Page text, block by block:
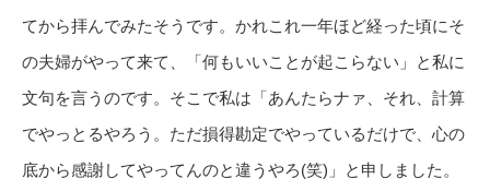
てから拝んでみたそうです。かれこれ一年ほど経った頃にそ
の夫婦がやって来て、「何もいいことが起こらない」と私に
文句を言うのです。そこで私は「あんたらナァ、それ、計算
でやっとるやろう。ただ損得勘定でやっているだけで、心の
底から感謝してやってんのと違うやろ(笑)」と申しました。